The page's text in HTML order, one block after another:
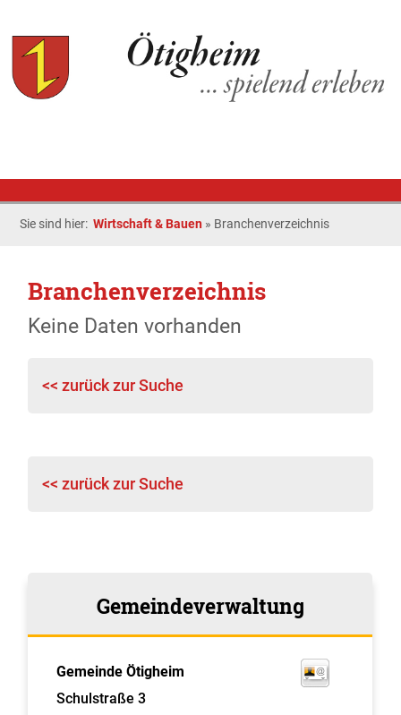
Sie sind hier:Wirtschaft & Bauen » Branchenverzeichnis
Branchenverzeichnis
Keine Daten vorhanden
<< zurück zur Suche
<< zurück zur Suche
Gemeindeverwaltung
Gemeinde Ötigheim
Schulstraße 3